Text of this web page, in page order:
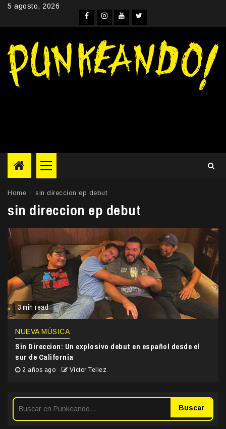
Skip5 agosto, 2026
Facebook
Instagram
YouTube
Twitter
Primary
Menu
Home sin direccion ep debut
sin direccion ep debut
3 min read
NUEVA MÚSICA
Sin Direccion: Un explosivo debut en español desde el
sur de California
2 años ago Victor Tellez
Buscar